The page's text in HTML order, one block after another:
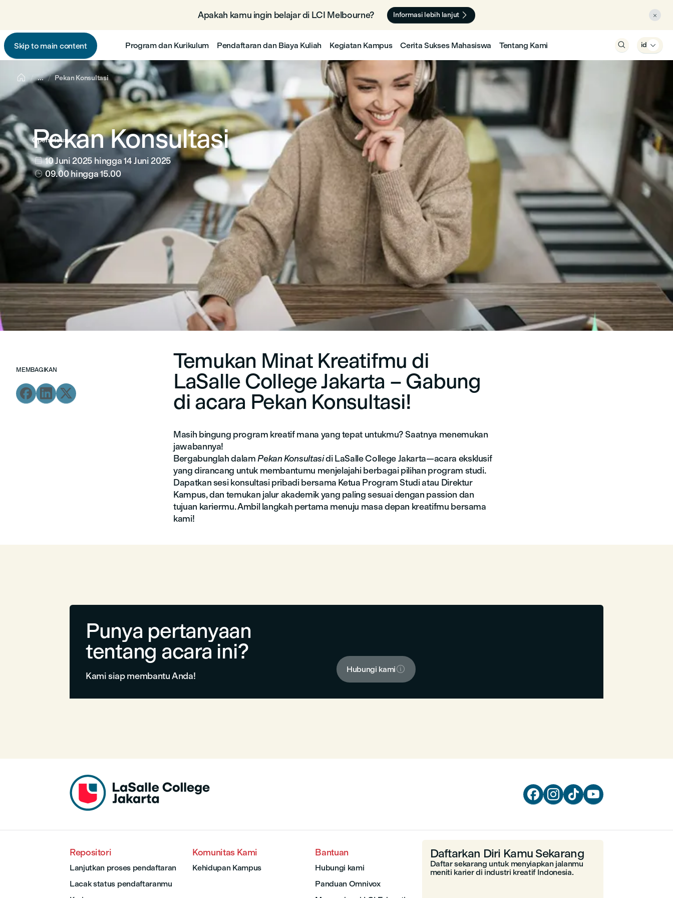
Apakah kamu ingin belajar di LCI Melbourne? 🇦🇺 Informasi lebih lanjut  
Skip to main content Program dan Kurikulum Pendaftaran dan Biaya Kuliah Kegiatan Kampus Cerita Sukses Mahasiswa Tentang Kami  id 
 ... Pekan Konsultasi
Open House
Pekan Konsultasi
 10 Juni 2025 hingga 14 Juni 2025
 09.00 hingga 15.00
MEMBAGIKAN
  
Temukan Minat Kreatifmu di
LaSalle College Jakarta – Gabung
di acara Pekan Konsultasi!
Masih bingung program kreatif mana yang tepat untukmu? Saatnya menemukan
jawabannya!
Bergabunglah dalamPekan Konsultasidi LaSalle College Jakarta—acara eksklusif
yang dirancang untuk membantumu menjelajahi berbagai pilihan program studi.
Dapatkan sesi konsultasi pribadi bersama Ketua Program Studi atau Direktur
Kampus, dan temukan jalur akademik yang paling sesuai dengan passion dan
tujuan kariermu. Ambil langkah pertama menuju masa depan kreatifmu bersama
kami!
Punya pertanyaan
tentang acara ini?
Kami siap membantu Anda!
Hubungi kami
   
Repositori
Lanjutkan proses pendaftaran
Lacak status pendaftaranmu
Komunitas Kami
Kehidupan Kampus
Bantuan
Hubungi kami
Panduan Omnivox
Daftarkan Diri Kamu Sekarang
Daftar sekarang untuk menyiapkan jalanmu
meniti karier di industri kreatif Indonesia.